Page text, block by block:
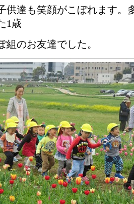
供達も笑顔がこぼれます。
1歳
組のお友達でした。